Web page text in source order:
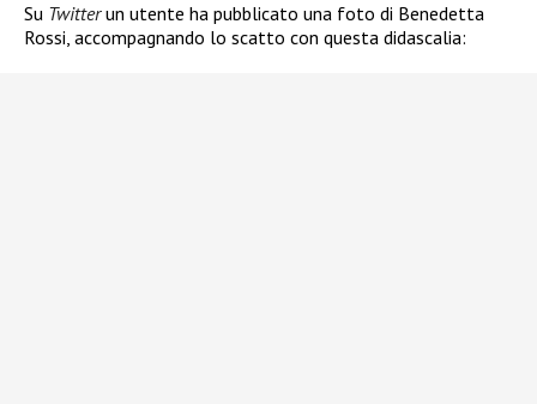
Su Twitterun utente ha pubblicato una foto di Benedetta
Rossi, accompagnando lo scatto con questa didascalia: